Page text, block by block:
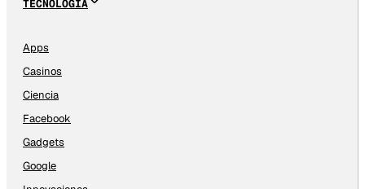
TECNOLOGÍA
Apps
Casinos
Ciencia
Facebook
Gadgets
Google